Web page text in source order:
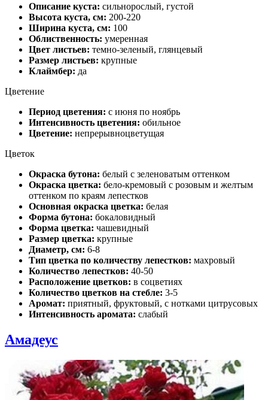
Описание куста: сильнорослый, густой
Высота куста, см: 200-220
Ширина куста, см: 100
Облиственность: умеренная
Цвет листьев: темно-зеленый, глянцевый
Размер листьев: крупные
Клаймбер: да
Цветение
Период цветения: с июня по ноябрь
Интенсивность цветения: обильное
Цветение: непрерывноцветущая
Цветок
Окраска бутона: белый с зеленоватым оттенком
Окраска цветка: бело-кремовый с розовым и желтым
оттенком по краям лепестков
Основная окраска цветка: белая
Форма бутона: бокаловидный
Форма цветка: чашевидный
Размер цветка: крупные
Диаметр, см: 6-8
Тип цветка по количеству лепестков: махровый
Количество лепестков: 40-50
Расположение цветков: в соцветиях
Количество цветков на стебле: 3-5
Аромат: приятный, фруктовый, с нотками цитрусовых
Интенсивность аромата: слабый
Амадеус